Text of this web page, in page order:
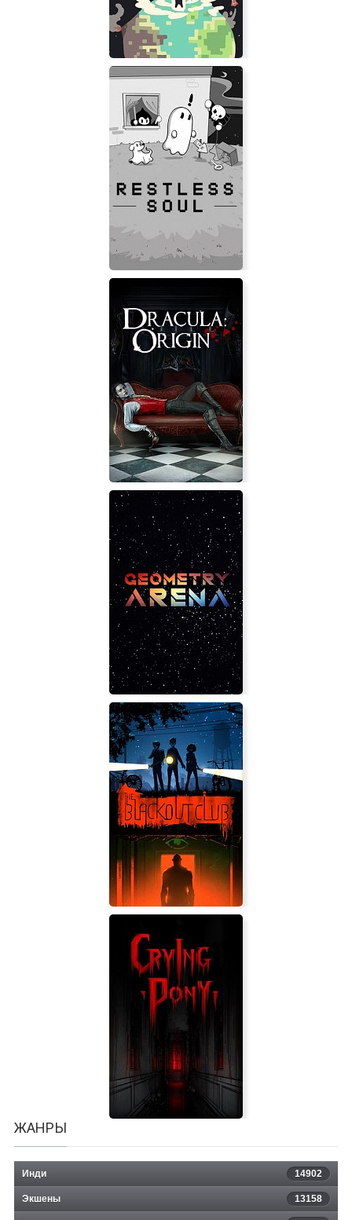
Simmiland
RESTLESS SOUL
Dracula Origin
Geometry Arena
The Blackout Club
ЖАНРЫ
Инди 14902
Экшены 13158